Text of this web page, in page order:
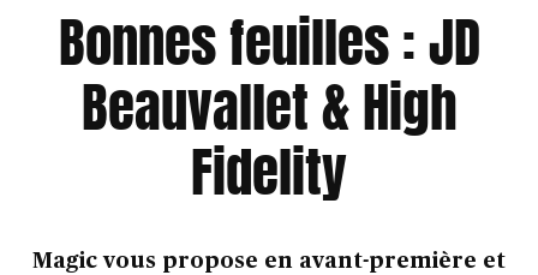
Bonnes feuilles : JD
Beauvallet & High
Fidelity
Magic vous propose en avant-première et